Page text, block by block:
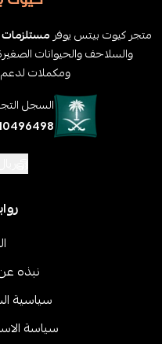
متجر كيوت بيتس يوفر مستلزمات
والسلاحف والحيوانات
ومكملات
السجل
نبذه
سياسية
سياسة